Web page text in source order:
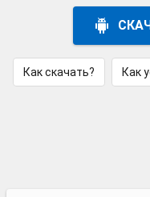
Как скачать? Как